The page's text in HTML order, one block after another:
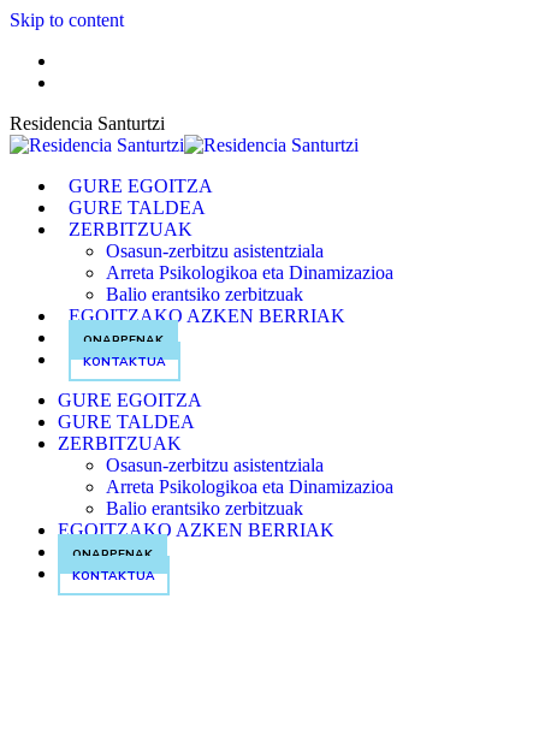
Skip to content
Residencia Santurtzi
GURE EGOITZA
GURE TALDEA
ZERBITZUAK
Osasun-zerbitzu asistentziala
Arreta Psikologikoa eta Dinamizazioa
Balio erantsiko zerbitzuak
EGOITZAKO AZKEN BERRIAK
ONARPENAK
KONTAKTUA
GURE EGOITZA
GURE TALDEA
ZERBITZUAK
Osasun-zerbitzu asistentziala
Arreta Psikologikoa eta Dinamizazioa
Balio erantsiko zerbitzuak
EGOITZAKO AZKEN BERRIAK
ONARPENAK
KONTAKTUA